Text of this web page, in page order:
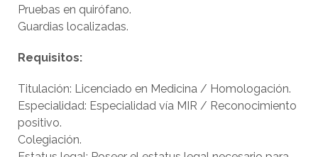
Pruebas en quirófano.
Guardias localizadas.
Requisitos:
Titulación: Licenciado en Medicina / Homologación.
Especialidad: Especialidad vía MIR / Reconocimiento
positivo.
Colegiación.